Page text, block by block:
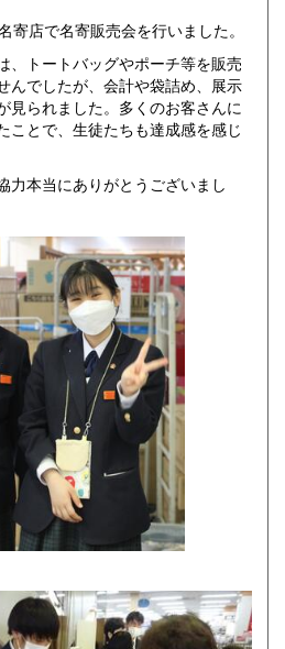
店で名寄販売会を行いました。
、トートバッグやポーチ等を販売
んでしたが、会計や袋詰め、展示
見られました。多くのお客さんに
ことで、生徒たちも達成感を感じ
力本当にありがとうございまし